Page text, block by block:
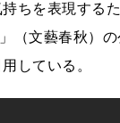
ちを表現する
（文藝春秋）
している。